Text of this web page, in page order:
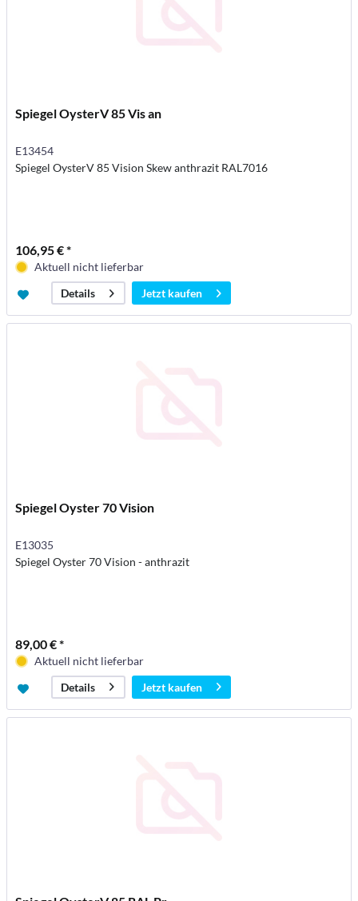
Spiegel OysterV 85 Vis an
E13454
Spiegel OysterV 85 Vision Skew anthrazit RAL7016
106,95 € *
Aktuell nicht lieferbar
Details
Jetzt kaufen
Spiegel Oyster 70 Vision
E13035
Spiegel Oyster 70 Vision - anthrazit
89,00 € *
Aktuell nicht lieferbar
Details
Jetzt kaufen